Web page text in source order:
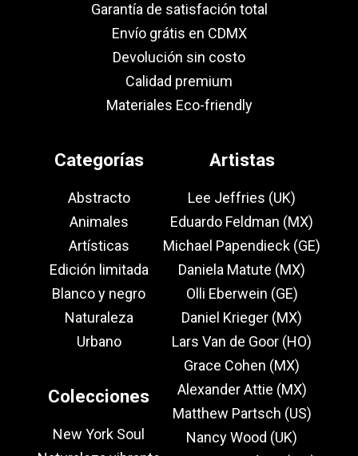
Garantía de satisfación total
Envío grátis en CDMX
Devolución sin costo
Calidad premium
Materiales Eco-friendly
Categorías
Abstracto
Animales
Artísticas
Edición limitada
Blanco y negro
Naturaleza
Urbano
Colecciones
New York Soul
Artistas
Lee Jeffries (UK)
Eduardo Feldman (MX)
Michael Papendieck (GE)
Daniela Matute (MX)
Olli Eberwein (GE)
Daniel Krieger (MX)
Lars Van de Goor (HO)
Grace Cohen (MX)
Alexander Attie (MX)
Matthew Partsch (US)
Nancy Wood (UK)